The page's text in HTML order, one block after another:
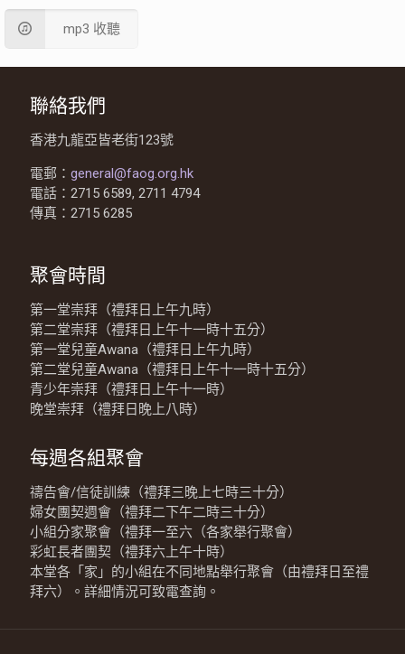
mp3 收聽
聯絡我們
香港九龍亞皆老街123號
電郵： general@faog.org.hk
電話：2715 6589, 2711 4794
傳真：2715 6285
聚會時間
第一堂崇拜（禮拜日上午九時）
第二堂崇拜（禮拜日上午十一時十五分）
第一堂兒童Awana（禮拜日上午九時）
第二堂兒童Awana（禮拜日上午十一時十五分）
青少年崇拜（禮拜日上午十一時）
晚堂崇拜（禮拜日晚上八時）
每週各組聚會
禱告會/信徒訓練（禮拜三晚上七時三十分）
婦女團契週會（禮拜二下午二時三十分）
小組分家聚會（禮拜一至六（各家舉行聚會）
彩虹長者團契（禮拜六上午十時）
本堂各「家」的小組在不同地點舉行聚會（由禮拜日至禮
拜六）。詳細情況可致電查詢。